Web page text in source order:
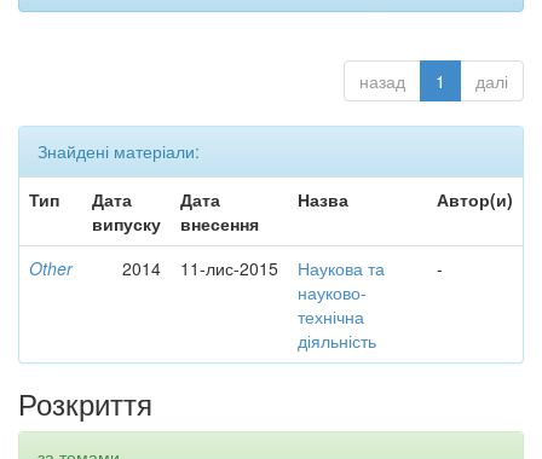
назад 1 далі
Знайдені матеріали:
Тип
Дата
випуску
Дата
внесення
Назва Автор(и)
Other 2014 11-лис-2015
Наукова та
науково-
технічна
діяльність
-
Розкриття